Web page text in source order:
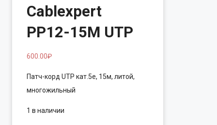
Cablexpert
PP12-15M UTP
600.00₽
Патч-корд UTP кат.5e, 15м, литой,
многожильный
1 в наличии